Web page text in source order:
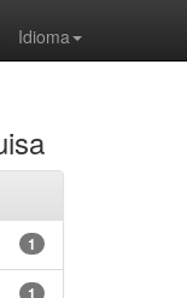
Idioma
1
1